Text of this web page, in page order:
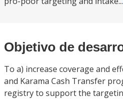
Objetivo de
To a) increase coverage and
and Karama Cash Transfer
registry to support the